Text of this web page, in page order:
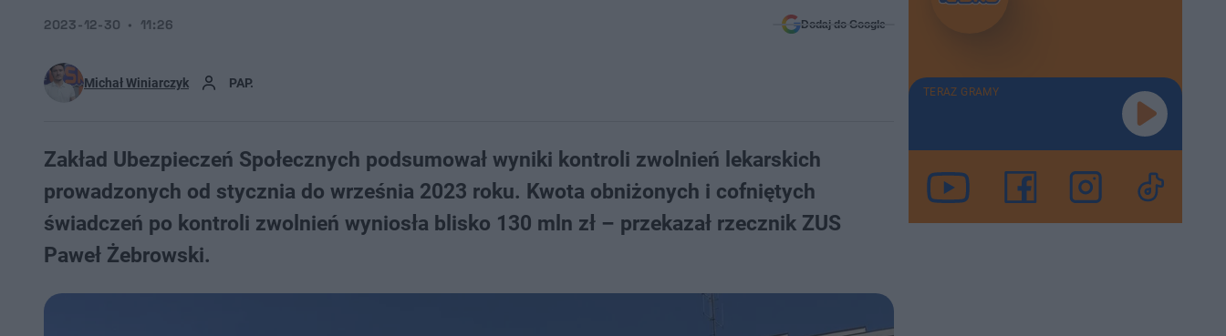
Michał Winiarczyk PAP.
2023-12-30 11:26 Dodaj do Google
Zakład Ubezpieczeń Społecznych podsumował wyniki kontroli zwolnień lekarskich
prowadzonych od stycznia do września 2023 roku. Kwota obniżonych i cofniętych
świadczeń po kontroli zwolnień wyniosła blisko 130 mln zł – przekazał rzecznik ZUS
Paweł Żebrowski.
TERAZ GRAMY